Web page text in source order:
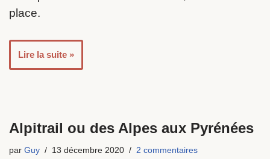
place.
Lire la suite »
Alpitrail ou des Alpes aux Pyrénées
par Guy 13 décembre 2020 2 commentaires